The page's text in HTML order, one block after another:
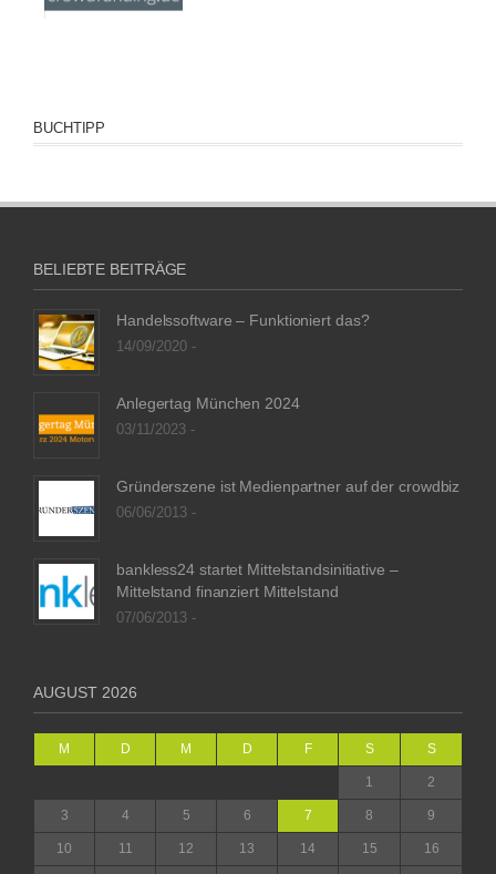
BUCHTIPP
BELIEBTE BEITRÄGE
Handelssoftware – Funktioniert das?
14/09/2020 -
Anlegertag München 2024
03/11/2023 -
Gründerszene ist Medienpartner auf der crowdbiz
06/06/2013 -
bankless24 startet Mittelstandsinitiative –
Mittelstand finanziert Mittelstand
07/06/2013 -
AUGUST 2026
M D M D F S S
1 2
3 4 5 6 7 8 9
10 11 12 13 14 15 16